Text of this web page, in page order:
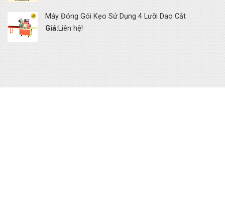
Máy Đóng Gói Kẹo Sử Dụng 4 Lưỡi Dao Cắt
Giá:Liên hệ!